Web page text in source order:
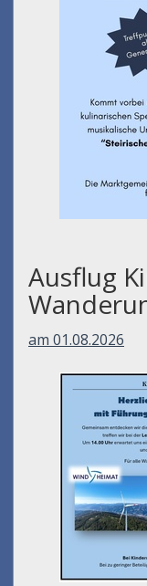
Ausflug
am 01.08.2026